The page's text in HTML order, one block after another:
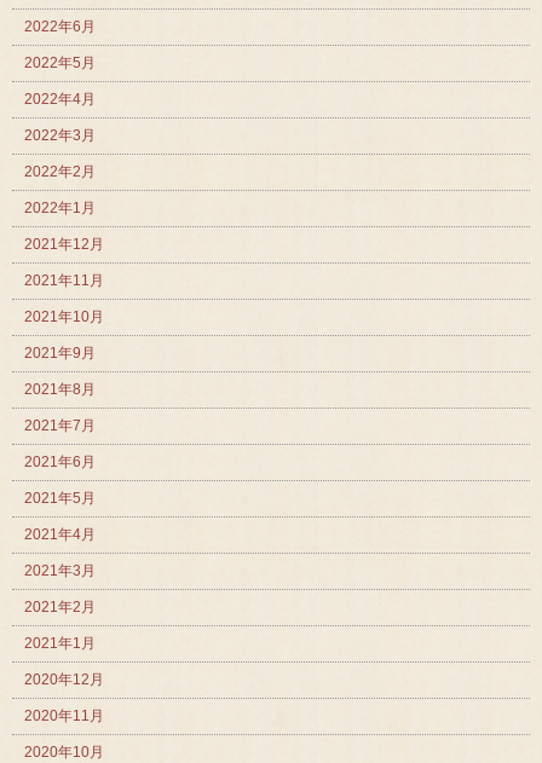
2022年6月
2022年5月
2022年4月
2022年3月
2022年2月
2022年1月
2021年12月
2021年11月
2021年10月
2021年9月
2021年8月
2021年7月
2021年6月
2021年5月
2021年4月
2021年3月
2021年2月
2021年1月
2020年12月
2020年11月
2020年10月